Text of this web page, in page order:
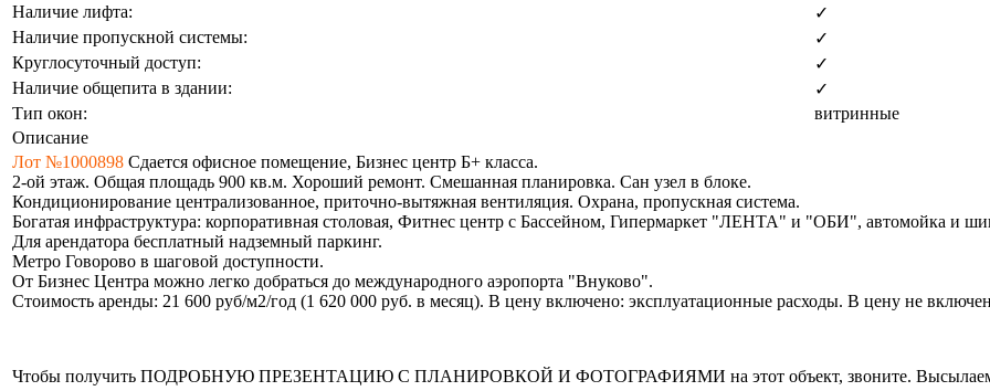
Наличие лифта:
✓
Наличие пропускной системы:
✓
Круглосуточный доступ:
✓
Наличие общепита в здании:
✓
Тип окон:
витринные
Описание
Лот №1000898 Сдается офисное помещение, Бизнес центр Б+ класса.
2-ой этаж. Общая площадь 900 кв.м. Хороший ремонт. Смешанная планировка. Сан узел в блоке.
Кондиционирование централизованное, приточно-вытяжная вентиляция. Охрана, пропускная система.
Богатая инфраструктура: корпоративная столовая, Фитнес центр с Бассейном, Гипермаркет "ЛЕНТА" и "ОБИ", автомойка и
Для арендатора бесплатный надземный паркинг.
Метро Говорово в шаговой доступности.
От Бизнес Центра можно легко добраться до международного аэропорта "Внуково".
Стоимость аренды: 21 600 руб/м2/год (1 620 000 руб. в месяц). В цену включено: эксплуатационные расходы. В цену не
Чтобы получить ПОДРОБНУЮ ПРЕЗЕНТАЦИЮ С ПЛАНИРОВКОЙ И ФОТОГРАФИЯМИ на этот объект, звоните. Высылаем в